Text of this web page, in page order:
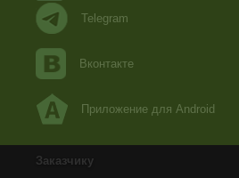
Telegram
Вконтакте
Приложение для Android
Заказчику